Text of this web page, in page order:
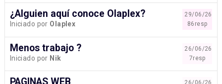
29/06/26
86resp
¿Alguien aquí conoce Olaplex?
Iniciado por Olaplex
26/06/26
7resp
Menos trabajo ?
Iniciado por Nik